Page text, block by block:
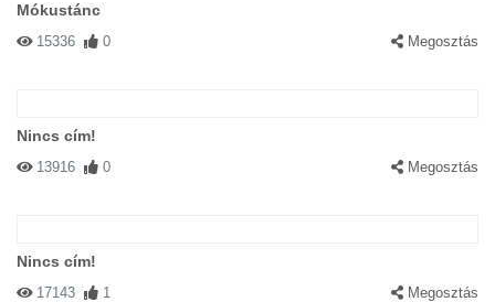
Mókustánc
15336 0 Megosztás
Nincs cím!
13916 0 Megosztás
Nincs cím!
17143 1 Megosztás